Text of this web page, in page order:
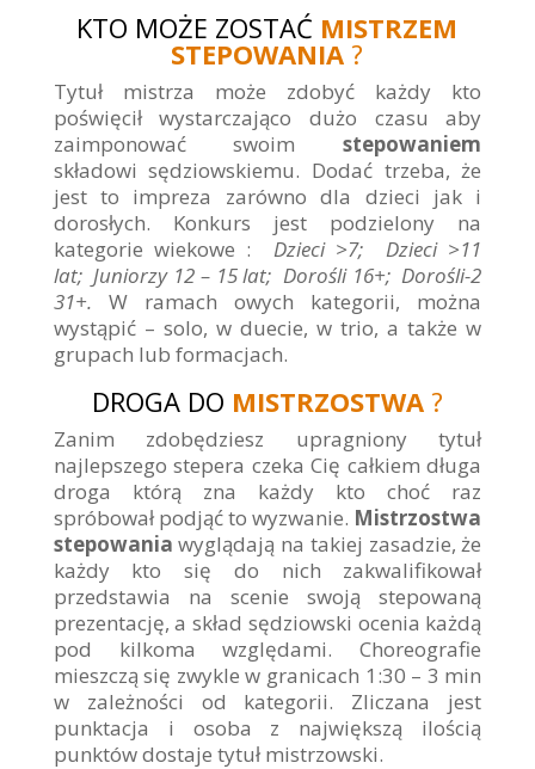
KTO MOŻE ZOSTAĆ MISTRZEM
STEPOWANIA ?
Tytuł mistrza może zdobyć każdy kto
poświęcił wystarczająco dużo czasu aby
zaimponować swoim stepowaniem
składowi sędziowskiemu. Dodać trzeba, że
jest to impreza zarówno dla dzieci jak i
dorosłych. Konkurs jest podzielony na
kategorie wiekowe :
Dzieci >7; Dzieci >11
lat; Juniorzy 12 – 15 lat; Dorośli 16+; Dorośli-2
31+. W ramach owych kategorii, można
wystąpić – solo, w duecie, w trio, a także w
grupach lub formacjach.
DROGA DO MISTRZOSTWA?
Zanim zdobędziesz upragniony tytuł
najlepszego stepera czeka Cię całkiem długa
droga którą zna każdy kto choć raz
spróbował podjąć to wyzwanie. Mistrzostwa
stepowania wyglądają na takiej zasadzie, że
każdy kto się do nich zakwalifikował
przedstawia na scenie swoją stepowaną
prezentację, a skład sędziowski ocenia każdą
pod kilkoma względami. Choreografie
mieszczą się zwykle w granicach 1:30 – 3 min
w zależności od kategorii. Zliczana jest
punktacja i osoba z największą ilością
punktów dostaje tytuł mistrzowski.